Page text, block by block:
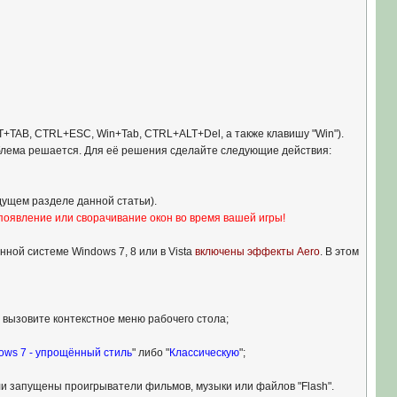
CTRL+ESC, Win+Tab, CTRL+ALT+Del, а также клавишу "Win").
решается. Для её решения сделайте следующие действия:
разделе данной статьи).
или сворачивание окон во время вашей игры!
системе Windows 7, 8 или в Vista включены эффекты Aero. В этом
контекстное меню рабочего стола;
7 - упрощённый стиль" либо "Классическую";
запущены проигрыватели фильмов, музыки или файлов "Flash".